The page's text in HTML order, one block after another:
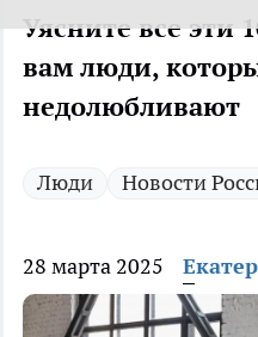
Уясните все эти
вам люди,
недолюбливают
Люди Новости
28 марта 2025